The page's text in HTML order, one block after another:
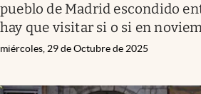
pueblo de Madrid escondido
hay que visitar si o si en
miércoles, 29 de Octubre de 2025